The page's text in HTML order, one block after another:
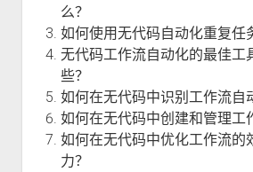
么？
如何使用无代码自动化重复任
无代码工作流自动化的最佳工
些？
如何在无代码中识别工作流自
如何在无代码中创建和管理工
如何在无代码中优化工作流的
力？